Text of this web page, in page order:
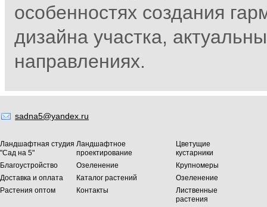
особенностях создания
дизайна участка,
направлениях.
sadna5@yandex.ru
Ландшафтная студия
"Сад на 5"
Ландшафтное
проектирование
Благоустройство
Озеленение
Доставка и оплата
Каталог растений
Растения оптом
Контакты
Цветущие
кустарники
Крупномеры
Озеленение
Лиственные
растения